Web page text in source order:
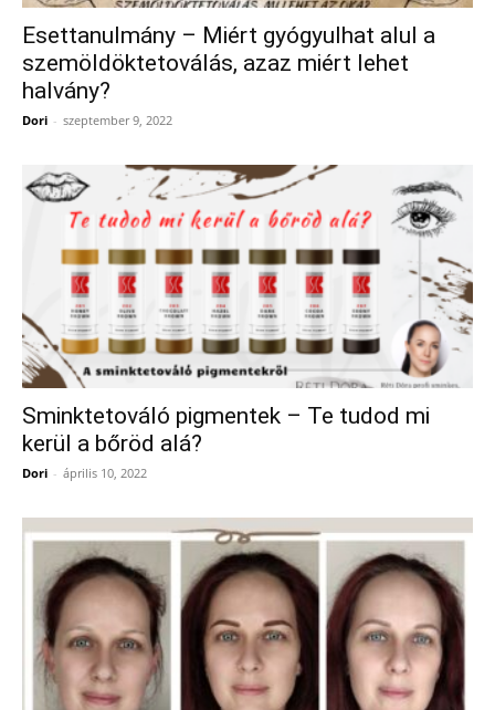
Esettanulmány – Miért gyógyulhat alul a
szemöldöktetoválás, azaz miért lehet
halvány?
Dori - szeptember 9, 2022
Sminktetováló pigmentek – Te tudod mi
kerül a bőröd alá?
Dori - április 10, 2022